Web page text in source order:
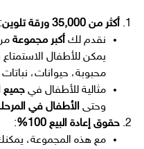
أكثر من 35,000 ورقة تلوين
:
نقدم لك أكبر مجموعة
يمكن للأطفال الاستمتاع
محبوبة، حيوانات،
مثالية للأطفال في جميع
وحتى الأطفال في
حقوق إعادة البيع 100%
:
مع هذه المجموعة،